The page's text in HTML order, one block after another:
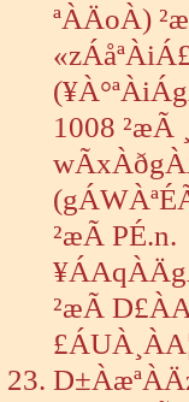
ªÀÄoÀ)
1008
²æÃ PÉ.n.
²æÃ